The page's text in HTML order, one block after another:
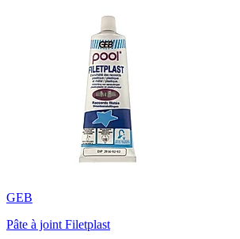
GEB
Pâte à joint Filetplast